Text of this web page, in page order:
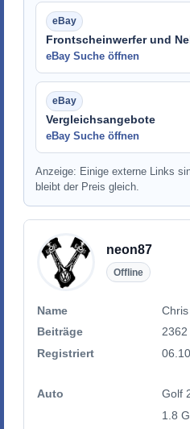
Frontscheinwerfer und
eBay Suche öffnen
Vergleichsangebote
eBay Suche öffnen
Anzeige: Einige externe Links
bleibt der Preis gleich.
neon87
Offline
Name
Chris
Beiträge
2362
Registriert
Auto
Golf
1.8